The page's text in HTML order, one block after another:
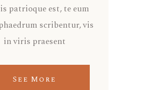
patrioque est, te eum
scribentur, vis
in viris praesent
See More